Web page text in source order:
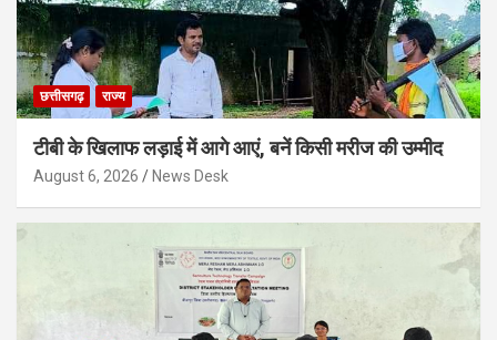
छत्तीसगढ़ राज्य
टीबी के खिलाफ लड़ाई में आगे आएं, बनें किसी मरीज की उम्मीद
August 6, 2026 News Desk